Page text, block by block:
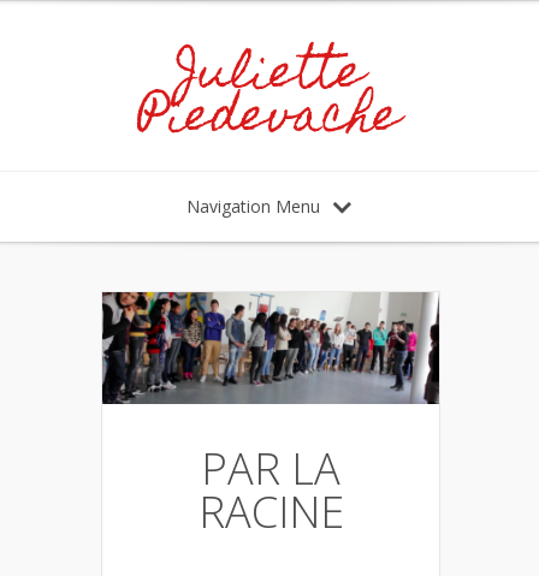
Juliette
Piedevache
Navigation Menu
PAR LA
RACINE